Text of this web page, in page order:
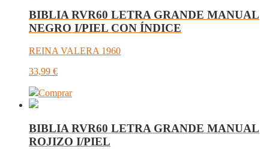
BIBLIA RVR60 LETRA GRANDE MANUAL
NEGRO I/PIEL CON ÍNDICE
REINA VALERA 1960
33,99 €
Comprar
BIBLIA RVR60 LETRA GRANDE MANUAL
ROJIZO I/PIEL